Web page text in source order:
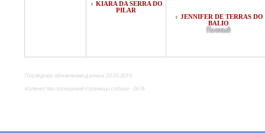
♀ KIARA DA SERRA DO
PILAR
♀ JENNIFER DE TERRAS DO
BALIO
Палевый
Последнее обновление данных 23.05.2019
Количество посещений страницы собаки - 2676